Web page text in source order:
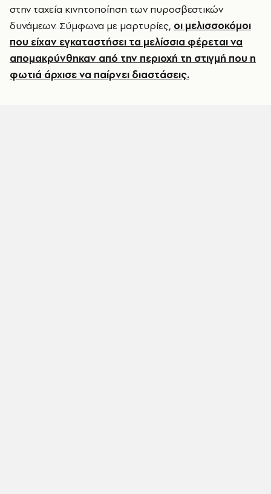
στην ταχεία κινητοποίηση των πυροσβεστικών
δυνάμεων. Σύμφωνα με μαρτυρίες, οι μελισσοκόμοι
που είχαν εγκαταστήσει τα μελίσσια φέρεται να
απομακρύνθηκαν από την περιοχή τη στιγμή που η
φωτιά άρχισε να παίρνει διαστάσεις.